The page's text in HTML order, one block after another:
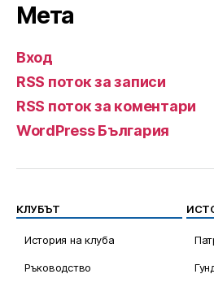
Мета
Вход
RSS поток за записи
RSS поток за коментари
WordPress България
КЛУБЪТ
История на клуба
Ръководство